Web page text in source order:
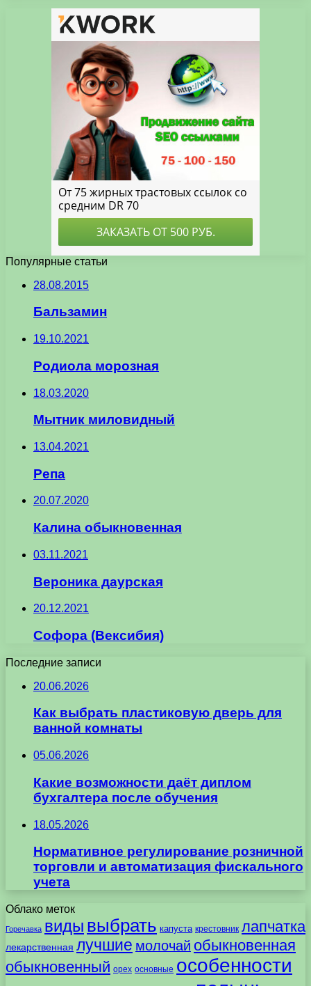
Популярные статьи
28.08.2015
Бальзамин
19.10.2021
Родиола морозная
18.03.2020
Мытник миловидный
13.04.2021
Репа
20.07.2020
Калина обыкновенная
03.11.2021
Вероника даурская
20.12.2021
Софора (Вексибия)
Последние записи
20.06.2026
Как выбрать пластиковую дверь для
ванной комнаты
05.06.2026
Какие возможности даёт диплом
бухгалтера после обучения
18.05.2026
Нормативное регулирование розничной
торговли и автоматизация фискального
учета
Облако меток
Горечавка виды выбрать капуста крестовник лапчатка
лекарственная лучшие молочай обыкновенная
обыкновенный орех основные особенности